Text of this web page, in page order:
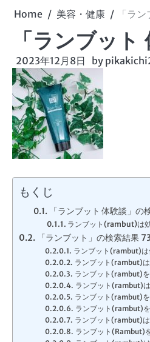
Home 美容・健康 「ラ
「ランブッ
2023年12月8日 by
もくじ
「ランブット 体験談」の
ランブット(rambut)は
「ランブット」の検索結果
ランブット(rambut)は
ランブット(rambut)
ランブット(rambut)を
ランブット(rambut)
ランブット(rambut)
ランブット(rambut)
ランブット(rambut)
ランブット(Rambut)